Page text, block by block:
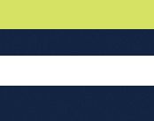
Menu